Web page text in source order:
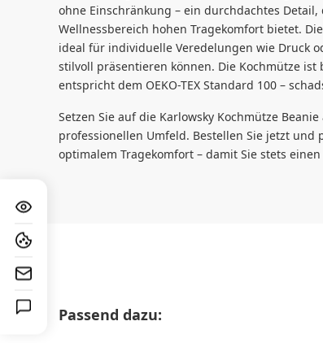
ohne Einschränkung – ein durchdachtes
Wellnessbereich hohen Tragekomfort bietet.
ideal für individuelle Veredelungen wie Druck
stilvoll präsentieren können. Die Kochmütze ist
entspricht dem OEKO-TEX Standard 100 –
Setzen Sie auf die Karlowsky Kochmütze
professionellen Umfeld. Bestellen Sie jetzt
optimalem Tragekomfort – damit Sie stets
Produktgalerie überspringen
Passend dazu: